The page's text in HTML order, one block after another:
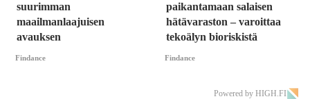
suurimman
maailmanlaajuisen
avauksen
Findance
paikantamaan salaisen
hätävaraston – varoittaa
tekoälyn bioriskistä
Findance
Powered by HIGH.FI